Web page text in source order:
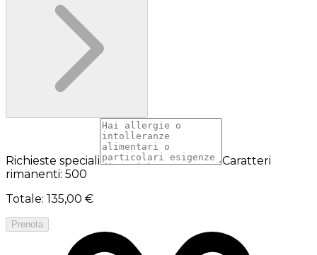
Richieste speciali
Caratteri
rimanenti: 500
Totale: 135,00 €
Prenota